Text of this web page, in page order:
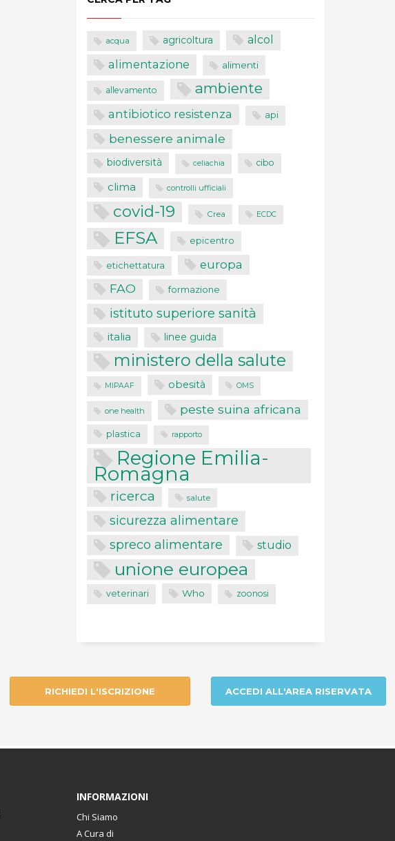
acqua agricoltura alcol
alimentazione alimenti
allevamento ambiente
antibiotico resistenza api
benessere animale
biodiversità celiachia cibo
clima controlli ufficiali
covid-19 Crea ECDC
EFSA epicentro
etichettatura europa
FAO formazione
istituto superiore sanità
italia linee guida
ministero della salute
MIPAAF obesità OMS
one health peste suina africana
plastica rapporto
Regione Emilia-
Romagna
ricerca salute
sicurezza alimentare
spreco alimentare studio
unione europea
veterinari Who zoonosi
RICHIEDI L'ISCRIZIONE ACCEDI ALL'AREA RISERVATA
INFORMAZIONI
Chi Siamo
A Cura di